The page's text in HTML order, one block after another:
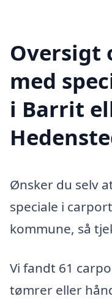
Oversigt
med
i Barrit
Ønsker du selv
speciale i
kommune, så
Vi fandt 61
tømrer eller